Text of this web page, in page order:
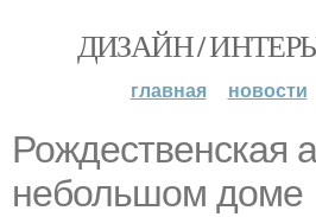
ДИЗАЙН /
главная новости
Рождественская
небольшом доме